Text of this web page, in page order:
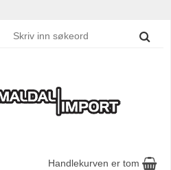
Handlekurven er tom